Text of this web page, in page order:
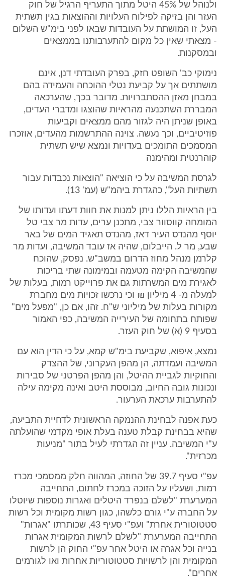
ולנוהל של 45% היטל מתוך התעריף הרגיל של חוק
העזר והן בזיקה לפילוח העלויות וההוצאות בגין תשתית
העל, זו המושתת על העובדות שבאו לפני בימ"ש השלום
- מצאתי שאין כל מקום להתערבותנו בממצאים
ובמסקנות.
נימוקי כב' השופט חזק, בפרק העובדתי דנן, אינם
מושתתים אך על קביעת נטלי ההוכחה והעמידה בהם
במבחן מאזן ההסתברויות. מדובר בכך, שהערכאה
המבררת השתכנעה מהראיות שהוצגו ומדברי העדים,
באופן שניתן היה לגזור מהם ממצאים וקביעות
פוזיטיביים, וכך נעשה. צוינה ההתרשמות מהעדים, אוזכרו
המסמכים התומכים בעדויות ונמצא שיש תשתית
קוהרנטית ומהימנה
לגרסת המשיבה על כי הוציאה "הוצאות נכבדות עבור
תשתיות העל", כהגדרת ביהמ"ש (עמ' 13).
בין הראיות הללו ניתן למנות את חוות דעתו ועדותו של
המומחה קווסוור צבי, מתכנן ערים, עדות מר צבי טל
יוסף מהנדס העיר דאז, מהנדס תאגיד המים של באר
שבע, מר ל. הייבלום, שהיה אז עובד המשיבה, ועדות מר
קלרמן מנהל מחוז הדרום במשב"ש. נפסק, שהוכח
שהמשיבה הקימה מטעמה ובמימונה שתי בריכות
לאגירת מים המשרתות גם את פרוייקט רמות, בעלות של
למעלה מ- 4 מיליון ₪ וכי נרכשו זכויות מים מחברת
מקורות בעלות של מיליוני ש"ח. זהו, אם כן, "מפעל מים"
שפותח בתחומה של העירייה המשיבה, כפי האמור
בסעיף 9 (א) של חוק העזר.
נמצא, איפוא, שקביעת בימ"ש קמא, על כי הדין הוא עם
המשיבה ועמדתה, הן מהפן העקרוני, של ההצדק
והחוקיות לגביית ההיטל, והן מהפן הפרטני של סבירות
ונכונות גובה החיוב, מבוססת היטב ואינה מקימה עילה
להתערבות ערכאת הערעור.
כעת אפנה לבחינת ההנמקה הראשונית לדחיית התביעה,
שהיא בבחינת קבלת טענה בעלת אופי מקדמי שהועלתה
ע"י המשיבה. עניין זה הגדרתי לעיל בתור "מניעות
מכרזית".
עפ"י סעיף 39.7 של החוזה, המהווה חלק ממסמכי מכרז
רמות, ושעליו על הזוכה במכרז לחתום, התחייבה
המערערת "לשלם בנפרד היטלים ואגרות נוספות שיוטלו
על החברה ע"י גורם כלשהו, כגון רשות מקומית וכל רשות
סטטוטורית אחרת" ועפ"י סעיף 43, שכותרתו "אגרות"
התחייבה המערערת "לשלם לרשות המקומית אגרות
בנייה וכל אגרה או היטל אחר עפ"י החוק הן לרשות
המקומית והן לרשויות סטטוטוריות אחרות ואו לגורמים
אחרים".